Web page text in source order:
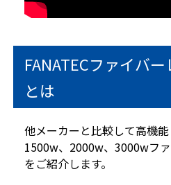
FANATECファイバ
とは
他メーカーと比較して高機能
1500w、2000w、3000wフ
をご紹介します。